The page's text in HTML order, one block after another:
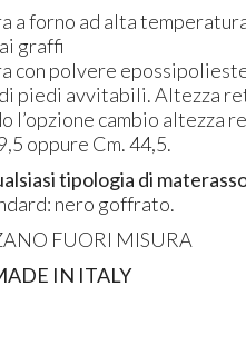
a forno ad alta
graffi
con polvere
piedi avvitabili. Altezza
l’opzione cambio altezza
oppure Cm. 44,5.
tipologia di
nero goffrato.
FUORI MISURA
IN ITALY